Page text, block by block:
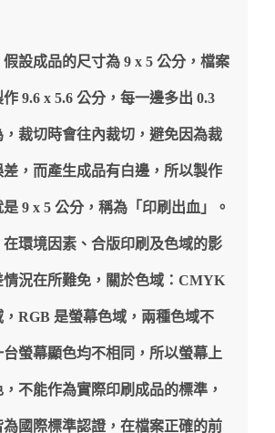
假設成品的尺寸為 9 x 5 公分，檔案
9.6 x 5.6 公分，每一邊多出 0.3
裁切時會往內裁切，避免因為裁
，而產生成品有白邊，所以製作
9 x 5 公分，稱為「印刷出血」。
在環境因素、合版印刷及色域的影
情況在所難免，關於色域：CMYK
，RGB 是螢幕色域，兩種色域不
台螢幕顯色均不相同，所以螢幕上
不能作為實際印刷成品的標準，
國際標準認證，在檔案正確的前